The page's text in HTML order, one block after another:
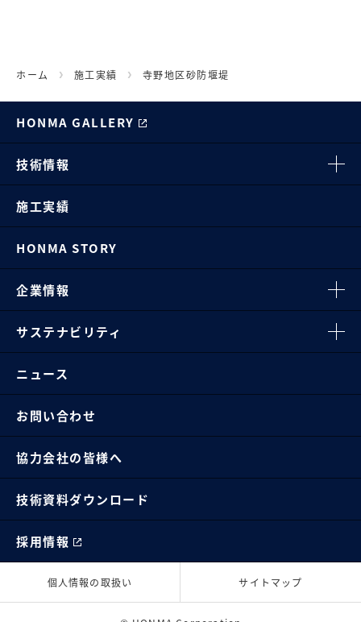
ホーム 施工実績 寺野地区砂防堰堤
HONMA GALLERY
技術情報
施工実績
HONMA STORY
企業情報
サステナビリティ
ニュース
お問い合わせ
協力会社の皆様へ
技術資料ダウンロード
採用情報
個人情報の取扱い サイトマップ